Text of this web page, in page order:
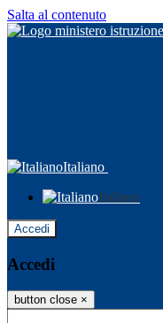
Salta al contenuto
Italiano
Italiano
Accedi
Accedi
button close ×